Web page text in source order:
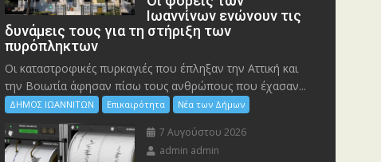
Ιωαννίνων ενώνουν τις
δυνάμεις τους για τη στήριξη των
πυρόπληκτων
Οι καταστροφικές πυρκαγιές που έπληξαν την Αττική και
την Bοιωτία άφησαν πίσω τους ανθρώπους που έχασαν...
ΔΗΜΟΣ ΙΩΑΝΝΙΤΩΝ Επικαιρότητα Νέα των Δήμων
7 Αυγούστου 2026
admin admin